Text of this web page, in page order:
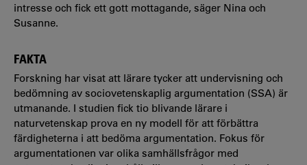
intresse och fick ett gott mottagande, säger Nina och
Susanne.
FAKTA
Forskning har visat att lärare tycker att undervisning och
bedömning av sociovetenskaplig argumentation (SSA) är
utmanande. I studien fick tio blivande lärare i
naturvetenskap prova en ny modell för att förbättra
färdigheterna i att bedöma argumentation. Fokus för
argumentationen var olika samhällsfrågor med